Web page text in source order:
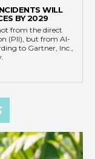
WILL
BY 2029
from the direct
(PII), but from AI-
to Gartner, Inc.,